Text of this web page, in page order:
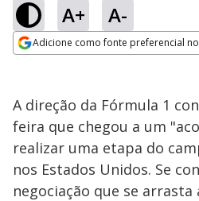
A+ A-
Adicione como fonte preferencial
A direção da Fórmula 1
feira que chegou a um
realizar uma etapa do
nos Estados Unidos. Se
negociação que se